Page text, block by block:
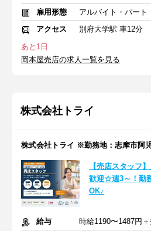
雇用形態
アルバイト・パート
アクセス
別府大学駅 車12分
あと1日
岡本屋売店の求人一覧を見る
株式会社トライ
株式会社トライ ※勤務地：志摩市阿
【売店スタッフ
歓迎☆週3～！勤
OK♪
給与
時給1190〜1487円